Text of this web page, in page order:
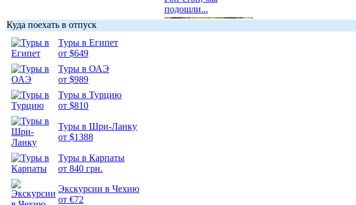
подошли...
Куда поехать в отпуск
Туры в Египет
от $649
Туры в ОАЭ
от $989
Туры в Турцию
от $810
Туры в Шри-Ланку
от $1388
Туры в Карпаты
от 840 грн.
Экскурсии в Чехию
от €72